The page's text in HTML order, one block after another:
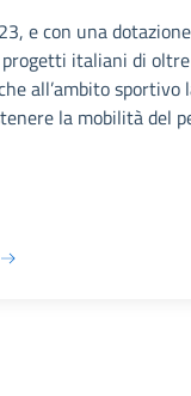
e con una
progetti italiani di
all’ambito sportivo
la mobilità del